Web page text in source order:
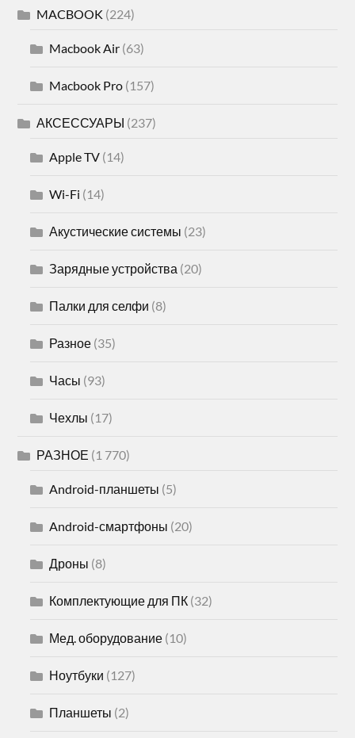
MACBOOK (224)
Macbook Air (63)
Macbook Pro (157)
АКСЕССУАРЫ (237)
Apple TV (14)
Wi-Fi (14)
Акустические системы (23)
Зарядные устройства (20)
Палки для селфи (8)
Разное (35)
Часы (93)
Чехлы (17)
РАЗНОЕ (1 770)
Android-планшеты (5)
Android-смартфоны (20)
Дроны (8)
Комплектующие для ПК (32)
Мед. оборудование (10)
Ноутбуки (127)
Планшеты (2)